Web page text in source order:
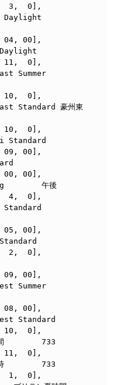
3,  0],
Daylight
04, 00],
11,  0],
Summer
10,  0],
Standard 豪州東
0],
Standard
09, 00],
00],
午後
4,  0],
05, 00],
2,  0],
09, 00],
Summer
00],
Standard
0],
時間	733
0],
準時	733
1,  0],